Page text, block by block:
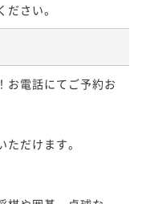
さい。
お電話にてご予約お
だけます。